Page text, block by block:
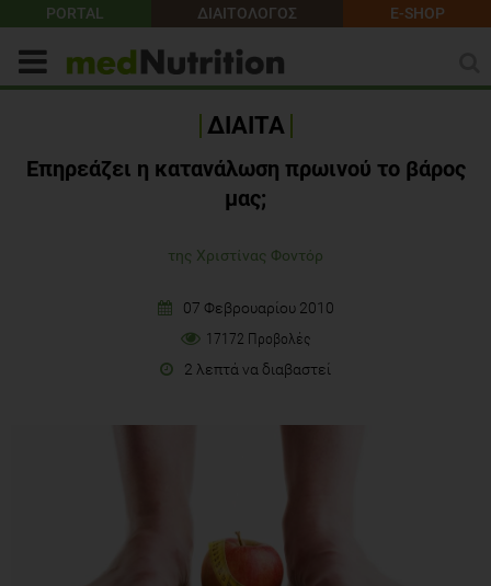
PORTAL ΔΙΑΙΤΟΛΟΓΟΣ E-SHOP
ΔΙΑΙΤΑ
Επηρεάζει η κατανάλωση πρωινού το βάρος
μας;
της Χριστίνας Φοντόρ
07 Φεβρουαρίου 2010
17172 Προβολές
2 λεπτά να διαβαστεί